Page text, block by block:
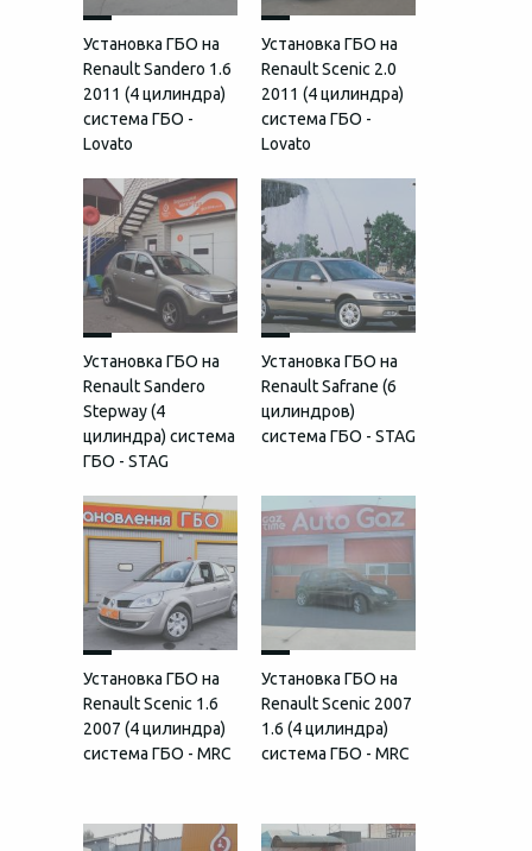
Установка ГБО на
Renault Sandero 1.6
2011 (4 цилиндра)
система ГБО -
Lovato
Установка ГБО на
Renault Scenic 2.0
2011 (4 цилиндра)
система ГБО -
Lovato
Установка ГБО на
Renault Sandero
Stepway (4
цилиндра) система
ГБО - STAG
Установка ГБО на
Renault Safrane (6
цилиндров)
система ГБО - STAG
Установка ГБО на
Renault Scenic 1.6
2007 (4 цилиндра)
система ГБО - MRC
Установка ГБО на
Renault Scenic 2007
1.6 (4 цилиндра)
система ГБО - MRC